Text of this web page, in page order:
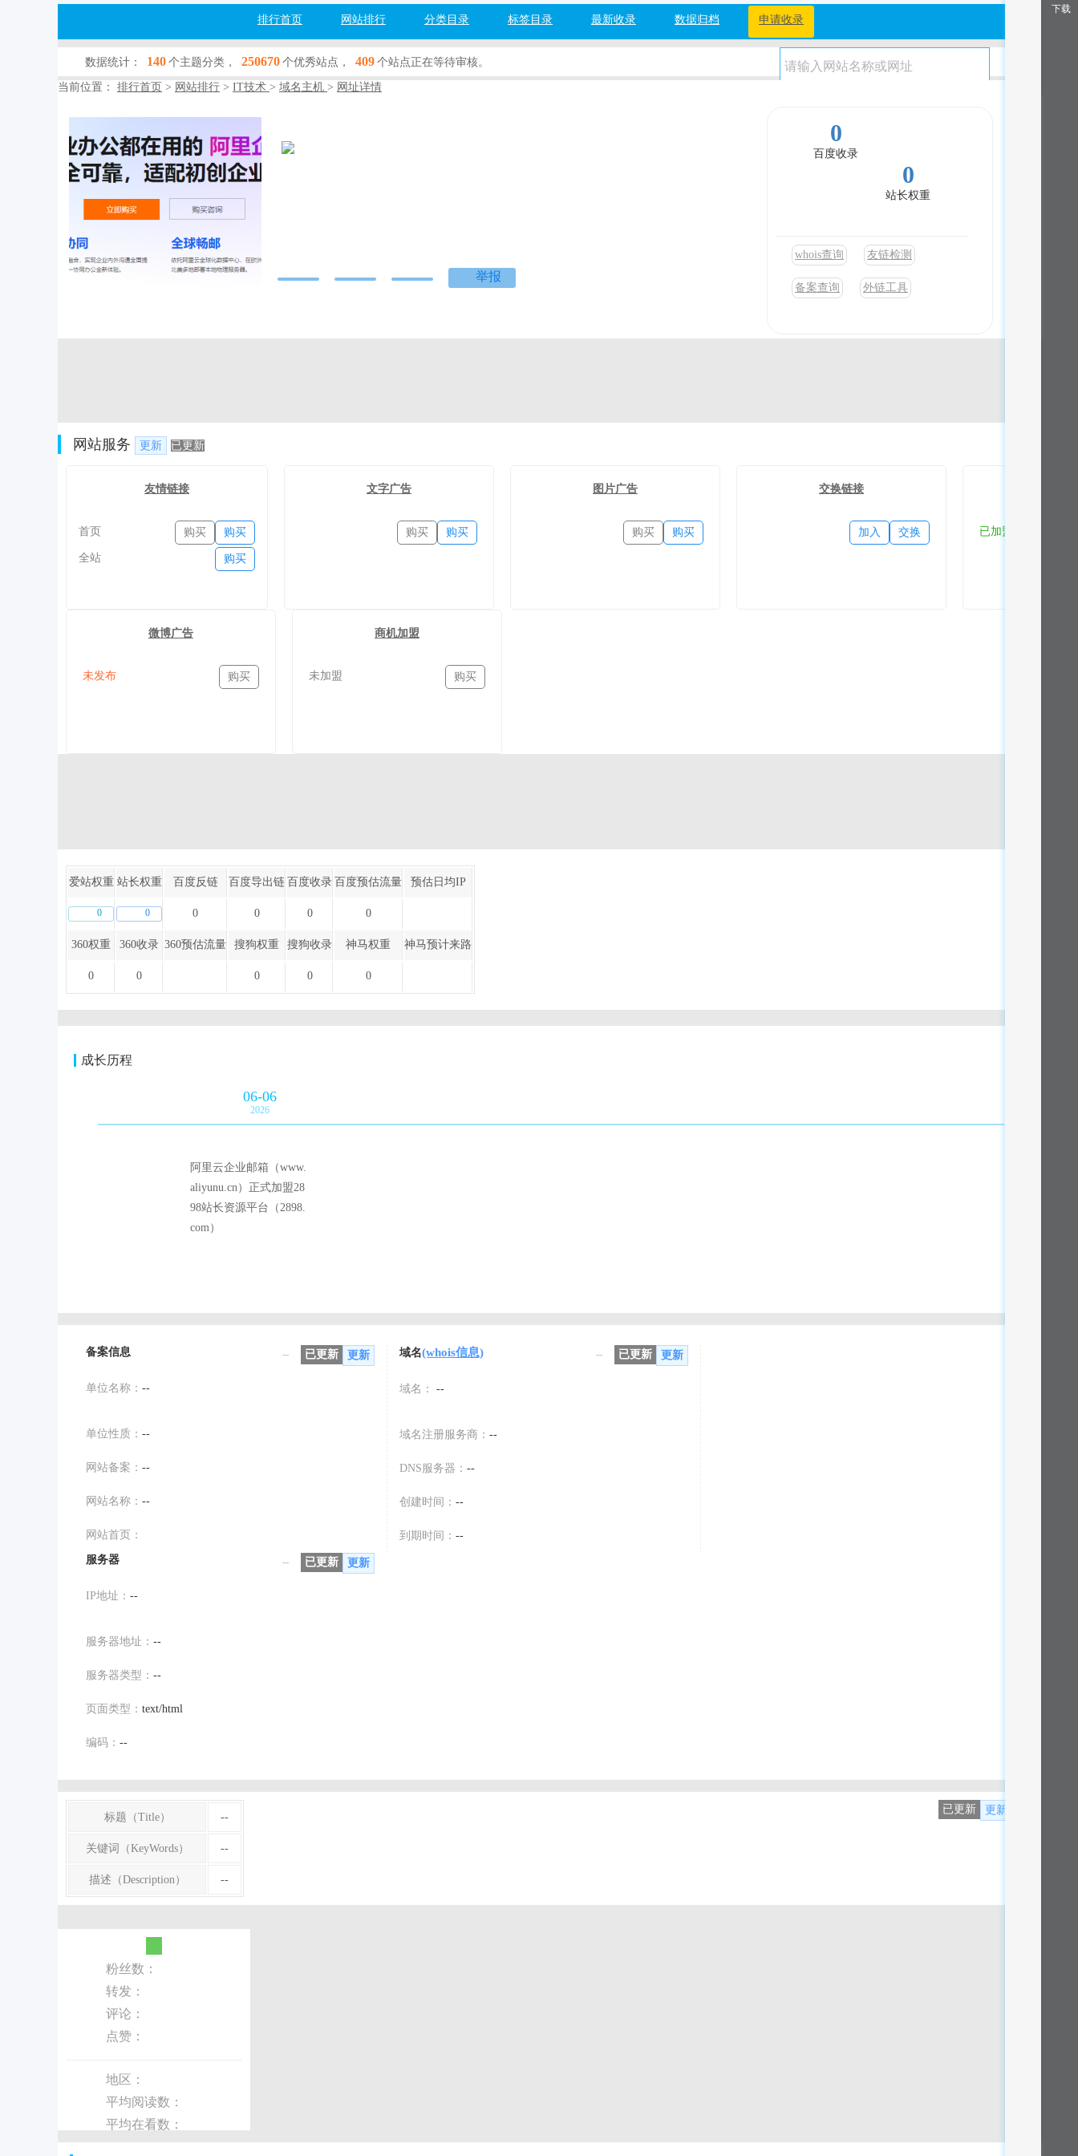
排行首页 网站排行 分类目录 标签目录 最新收录 数据归档 申请收录
数据统计： 140 个主题分类， 250670 个优秀站点， 409 个站点正在等待审核。
当前位置： 排行首页 > 网站排行 > IT技术 > 域名主机 > 网址详情
举报
0
百度收录
0
站长权重
whois查询 友链检测
备案查询 外链工具
网站服务 更新 已更新
友情链接
首页 购买
购买
全站 购买
文字广告
购买
购买
图片广告
购买
购买
交换链接
交换
加入 已加盟
微博广告
未发布 购买
商机加盟
未加盟 购买
爱站权重 站长权重 百度反链 百度导出链 百度收录 百度预估流量 预估日均IP
0 0 0 0 0 0
360权重 360收录 360预估流量 搜狗权重 搜狗收录 神马权重 神马预计来路
0 0 0 0 0
成长历程
06-06
2026
阿里云企业邮箱（www.
aliyunu.cn）正式加盟28
98站长资源平台（2898.
com）
备案信息 更新
已更新
--
单位名称： --
单位性质： --
网站备案： --
网站名称： --
网站首页：
域名(whois信息) 更新
已更新
--
域名： --
域名注册服务商： --
DNS服务器： --
创建时间： --
到期时间： --
服务器
更新
已更新
--
IP地址： --
服务器地址： --
服务器类型： --
页面类型： text/html
编码： --
更新
已更新
标题（Title） --
关键词（KeyWords） --
描述（Description） --
粉丝数：
转发：
评论：
点赞：
地区：
平均阅读数：
平均在看数：
下载